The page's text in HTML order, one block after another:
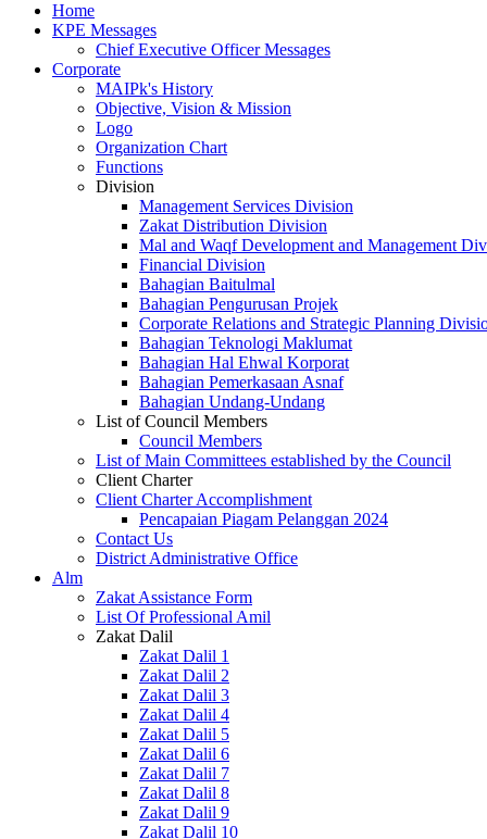
Home
KPE Messages
Chief Executive Officer Messages
Corporate
MAIPk's History
Objective, Vision & Mission
Logo
Organization Chart
Functions
Division
Management Services Division
Zakat Distribution Division
Mal and Waqf Development and Management
Financial Division
Bahagian Baitulmal
Bahagian Pengurusan Projek
Corporate Relations and Strategic Planning
Bahagian Teknologi Maklumat
Bahagian Hal Ehwal Korporat
Bahagian Pemerkasaan Asnaf
Bahagian Undang-Undang
List of Council Members
Council Members
List of Main Committees established by the Council
Client Charter
Client Charter Accomplishment
Pencapaian Piagam Pelanggan 2024
Contact Us
District Administrative Office
Alm
Zakat Assistance Form
List Of Professional Amil
Zakat Dalil
Zakat Dalil 1
Zakat Dalil 2
Zakat Dalil 3
Zakat Dalil 4
Zakat Dalil 5
Zakat Dalil 6
Zakat Dalil 7
Zakat Dalil 8
Zakat Dalil 9
Zakat Dalil 10